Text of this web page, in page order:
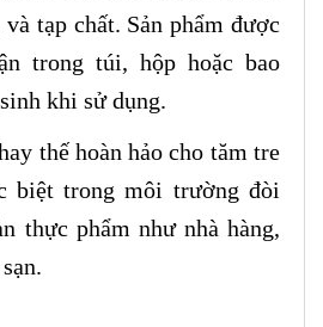
tạp chất. Sản phẩm được
trong túi, hộp hoặc bao
khi sử dụng.
thế hoàn hảo cho tăm tre
biệt trong môi trường đòi
thực phẩm như nhà hàng,